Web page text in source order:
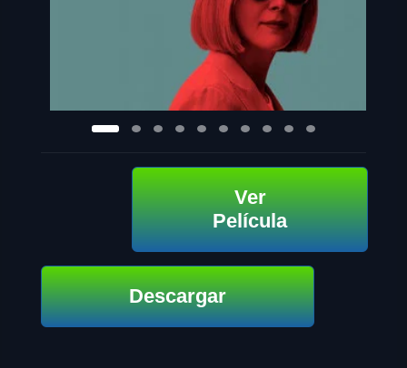
Ver
Película
Descargar